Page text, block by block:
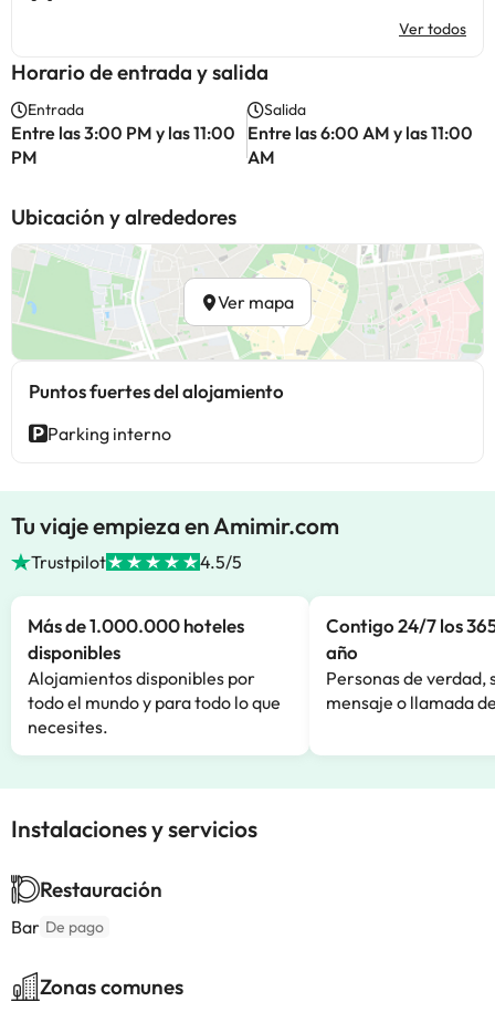
Ver todos
Horario de entrada y salida
Entrada
Entre las 3:00 PM y las 11:00
PM
Salida
Entre las 6:00 AM y las 11:00
AM
Ubicación y alrededores
Ver mapa
Puntos fuertes del alojamiento
Parking interno
Tu viaje empieza en Amimir.com
Trustpilot 4.5/5
Más de 1.000.000 hoteles
disponibles
Alojamientos disponibles por
todo el mundo y para todo lo que
necesites.
Contigo 24/7 los
año
Personas de verdad,
mensaje o llamada
Instalaciones y servicios
Restauración
Bar De pago
Zonas comunes